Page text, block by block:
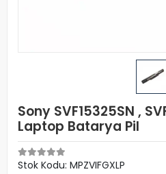
Sony SVF15325SN ,
Laptop Batarya Pil
Stok Kodu: MPZVIFGXLP